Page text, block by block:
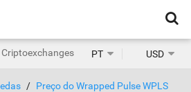
Criptoexchanges: 1.468
PT USD
Preço do Wrapped Pulse WPLS